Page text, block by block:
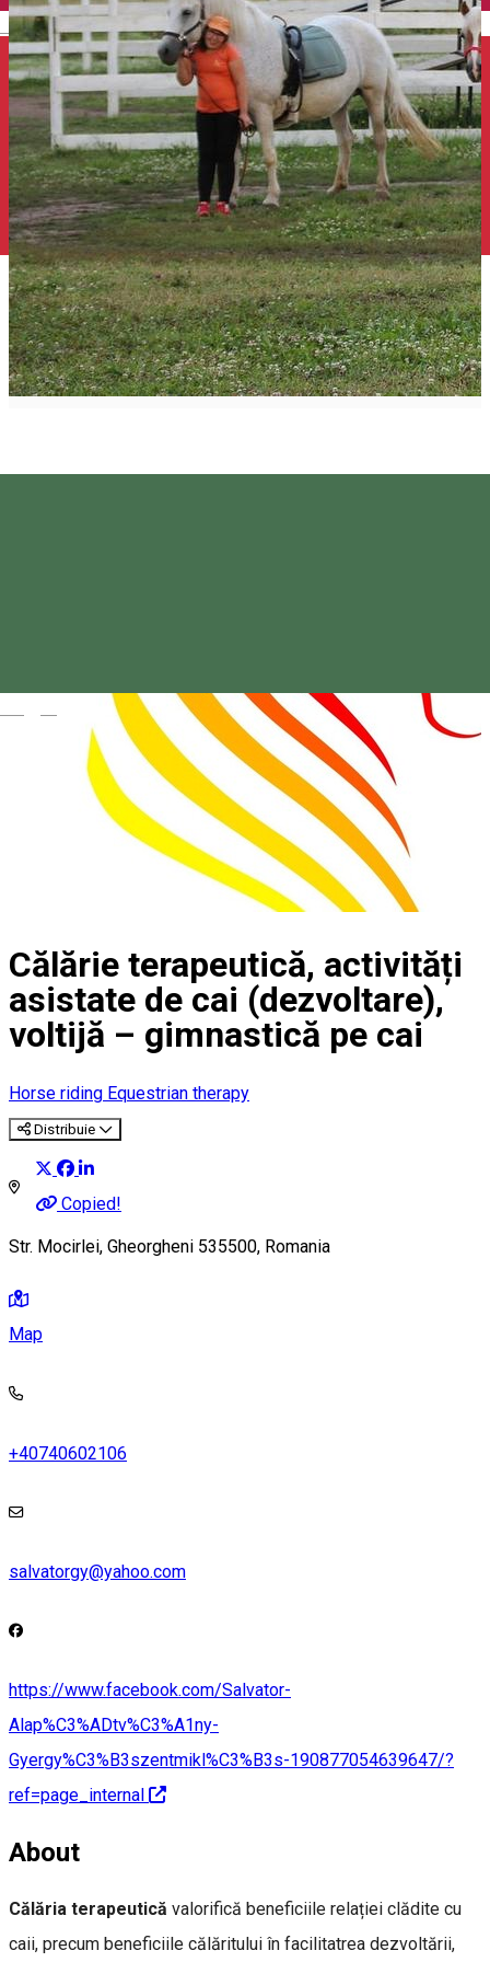
English
Călărie terapeutică, activități
asistate de cai (dezvoltare),
voltijă – gimnastică pe cai
Horse riding Equestrian therapy
Distribuie
Copied!
Str. Mocirlei, Gheorgheni 535500, Romania
Map
+40740602106
salvatorgy@yahoo.com
https://www.facebook.com/Salvator-
Alap%C3%ADtv%C3%A1ny-
Gyergy%C3%B3szentmikl%C3%B3s-190877054639647/?
ref=page_internal
About
Călăria terapeutică valorifică beneficiile relației clădite cu
caii, precum beneficiile călăritului în facilitatrea dezvoltării,